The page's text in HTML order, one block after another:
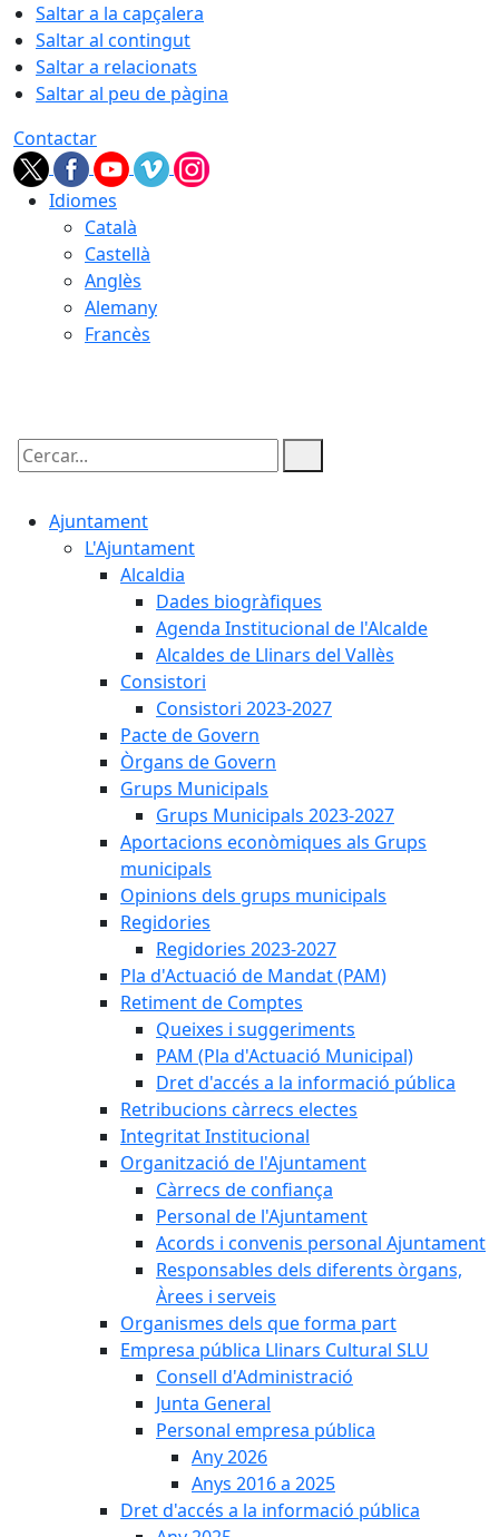
Saltar a la capçalera
Saltar al contingut
Saltar a relacionats
Saltar al peu de pàgina
Contactar
Idiomes
Català
Castellà
Anglès
Alemany
Francès
Cercar:
Ajuntament
L'Ajuntament
Alcaldia
Dades biogràfiques
Agenda Institucional de l'Alcalde
Alcaldes de Llinars del Vallès
Consistori
Consistori 2023-2027
Pacte de Govern
Òrgans de Govern
Grups Municipals
Grups Municipals 2023-2027
Aportacions econòmiques als Grups
municipals
Opinions dels grups municipals
Regidories
Regidories 2023-2027
Pla d'Actuació de Mandat (PAM)
Retiment de Comptes
Queixes i suggeriments
PAM (Pla d'Actuació Municipal)
Dret d'accés a la informació pública
Retribucions càrrecs electes
Integritat Institucional
Organització de l'Ajuntament
Càrrecs de confiança
Personal de l'Ajuntament
Acords i convenis personal Ajuntament
Responsables dels diferents òrgans,
Àrees i serveis
Organismes dels que forma part
Empresa pública Llinars Cultural SLU
Consell d'Administració
Junta General
Personal empresa pública
Any 2026
Anys 2016 a 2025
Dret d'accés a la informació pública